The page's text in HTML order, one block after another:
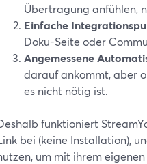
Übertragung anfühlen,
Einfache
Doku-Seite oder
Angemessene
darauf ankommt, aber
es nicht nötig ist.
funktioniert
bei (keine Installation),
um mit ihrem